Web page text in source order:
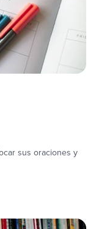
sus oraciones y